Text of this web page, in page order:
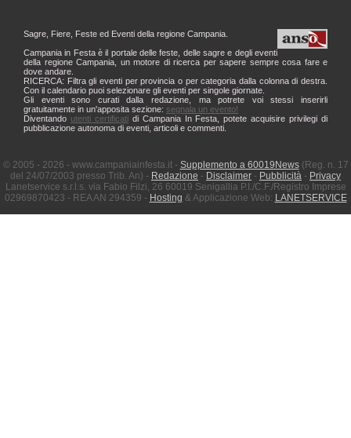
Sagre, Fiere, Feste ed Eventi della regione Campania.
Campania in Festa è il portale delle feste, delle sagre e degli eventi
della regione Campania, un motore di ricerca per sapere sempre cosa fare e
dove andare.
RICERCA: Filtra gli eventi per provincia o per categoria dalla colonna di destra.
Con il calendario puoi selezionare gli eventi per singole giornate.
Gli eventi sono curati dalla redazione, ma potrete voi stessi inserirli
gratuitamente in un'apposita sezione: segnala un evento!
Diventando utenti certificatidi Campania In Festa, potete acquisire privilegi di
pubblicazione autonoma di eventi, articoli e commenti.
© 2005 - 2026 - www.campaniainfesta.it - Supplemento a 60019News(Reg. n. 17
del 24/07/2003 presso Trib. An) - Redazione - Disclaimer - Pubblicità - Privacy
Lanetservice s.r.l.s. via Fabio Filzi, 26 60019 Senigallia P.I./C.F./Registro Imprese
02969870423 - REA AN 294359 - Hosting & Applicazione Web: LANETSERVICE